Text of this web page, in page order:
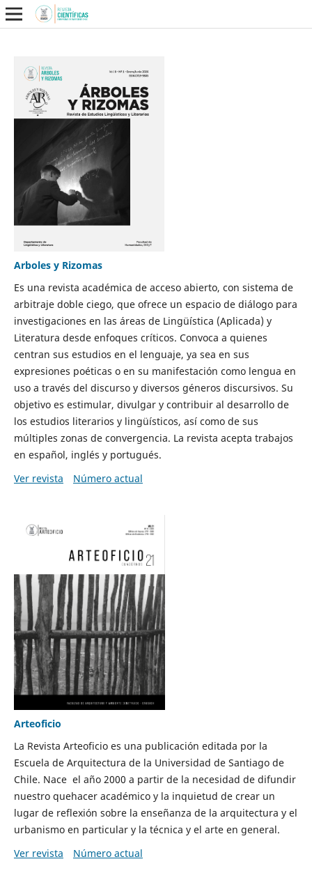
Arboles y Rizomas
Es una revista académica de acceso abierto, con sistema de
arbitraje doble ciego, que ofrece un espacio de diálogo para
investigaciones en las áreas de Lingüística (Aplicada) y
Literatura desde enfoques críticos. Convoca a quienes
centran sus estudios en el lenguaje, ya sea en sus
expresiones poéticas o en su manifestación como lengua en
uso a través del discurso y diversos géneros discursivos. Su
objetivo es estimular, divulgar y contribuir al desarrollo de
los estudios literarios y lingüísticos, así como de sus
múltiples zonas de convergencia. La revista acepta trabajos
en español, inglés y portugués.
Ver revista
Número actual
Arteoficio
La Revista Arteoficio es una publicación editada por la
Escuela de Arquitectura de la Universidad de Santiago de
Chile. Nace el año 2000 a partir de la necesidad de difundir
nuestro quehacer académico y la inquietud de crear un
lugar de reflexión sobre la enseñanza de la arquitectura y el
urbanismo en particular y la técnica y el arte en general.
Ver revista
Número actual